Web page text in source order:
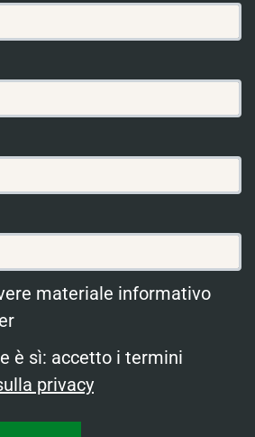
materiale informativo
è sì: accetto i termini
privacy